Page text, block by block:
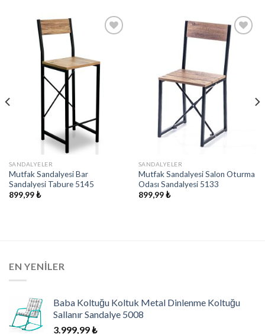
SANDALYELER
Mutfak Sandalyesi Bar
Sandalyesi Tabure 5145
899,99₺
Listeme
SANDALYELER
Mutfak Sandalyesi Salon Oturma
Odası Sandalyesi 5133
899,99₺
EN YENILER
Baba Koltuğu Koltuk Metal Dinlenme Koltuğu
Sallanır Sandalye 5008
3.999,99₺